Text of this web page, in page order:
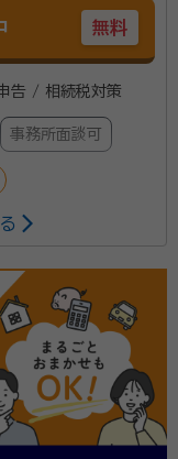
無料
告 / 相続税対策
事務所面談可
事務所を構える
税申告の実績は
件以上の相続
の相続で不安を